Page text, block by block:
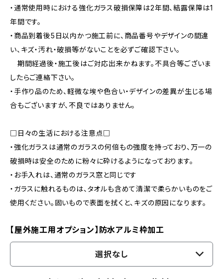
・通常使用時における強化ガラス破損保障は2年間、結露保障は1
年間です。
・商品到着後5日以内かつ施工前に、商品番号やデザインの間違
い、キズ・汚れ・破損等がないことを必ずご確認下さい。
期間経過後・施工後はご対応出来かねます。不具合等ございま
したらご連絡下さい。
・手作り品のため、軽微な埃や色合い・デザインの差異が生じる場
合もございますが、不良ではありません。
□日々の生活における注意点□
・強化ガラスは通常のガラスの何倍もの強度を持っており、万一の
破損時は安全のために粉々に砕けるようになっております。
・お手入れは、通常のガラス窓と同じです
・ガラスに触れるものは、タオルも含めて清潔で柔らかいものをご
使用ください。固いもので表面を拭くと、キズの原因になります。
【屋外施工用オプション】防水アルミ枠加工
選択なし